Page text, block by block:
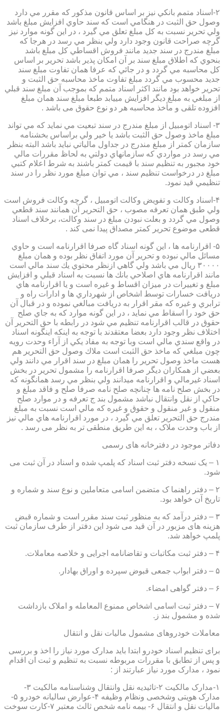
۲-اسناد متمم بانكي نيز بر اساس قانون مذكور كه مقرر مي دارد
وصول حق الثبت در هنگامي است كه سند حاوي افزايش مبلغ باشد
ولي تحرير نسبت به كل مبلغ تعلق مي گيرد ، در اين گونه موارد نيز
گرچه صراحت قانون وجود دارد ولي بنظر مي رسد در هرجا كه
مبلغ مندرج در سند جديد مانند فروش اقساطي كل مبلغ باشد
بنحوي كه اطلاق مبلغ سند بر آن امكان پذير باشد تحرير بر اساس
كل محاسبه مي گردد و در جائي كه عرفا همان تفاوت مبلغ سند
جديد محسوب مي گردد مبلغ تفاوت ماخذ محاسبه حق الثبت و
تحرير خواهد بود مانند اكثر اسناد متمم كه بموجب آن مبلغ سند قبلي
از مبلغي به مبلغ ديگر افزايش مييابد طبعا مبلغ سند همان مبلغ
افزوده تلقی و مأخذ محاسبه هر دو نوع حقوق می باشد .
۳- اسناد اتومبيل از مبلغ مندرج در سند تبعيت مي نمايد كه مي تواند
مبلغ ماخذ وصول حق الثبت باشد يا خير ولي براساس بخشنامه
سازمان كمتر از مبلغ مندرج در جداول مالياتي نبايد باشد البته بنظر
مي رسد در مواردي كه سازمانهاي دولتي به لحاظ مقررات مالي
خود مجبور به تنظيم سند با قيمت كمتر باشند به شرط اعلام كتبي
مبلغ در درخواست تنظيم سند ، مي توان مبلغ مورد نظر را در سند
تنظيمي قيد نمود.
۴-اسناد وكالت و تفويض وكالت اتومبيل ، گرچه وكالت فروش است
ولي طبق همان تعرفه مصوب ، حق التحرير آن همانند سند قطعي
وصول مي گردد و بعلت نبودن مبلغ در سند وكالت، برخلاف اسناد
قطعی موضوع تحریر کمتر مصداق پیدا نمی کند .
۵- اقرارنامه ها ، اين گونه اسناد گاه صرفا اقرارنامه است و حاوي
مسائل مالي نبوده و تحرير آن مورد اتفاق نظر بوده و همان مبلغ
۳۰۰۰۰ ريال مي باشد ولي گاهي ازنظر محتوي يك سند مالي است
مانند اقرارنامه هاي اصلاحي بانك ها نسبت به اسناد قبلي و افزايش
مبلغ و تغييرات در ميزان اقساط و غيره است و يا اقرارنامه هاي
دريافت خسارات توسط اشخاص از شهرداري ها و ادارات راه و
ترابري و غيره كه مقر اقرار به دريافت مبالغي نموده و در قبال آن
حق خود را اسقاط مي نمايد ، در اين گونه موارد كه به جاي صلح
حقوق در قالب اقرارنامه تنظيم مي شود در رابطه با حق التحرير آن
اختلاف نظر وجود دارد بعضا معتقدند با توجه به اينكه اينگونه اسناد
در واقع سندي مالي است وبا توجه به مفاد يكي از آراء وحدت رويه
چون مبلغي كه ماخذ حق الثبت است ملاك وصول حق التحرير هم
هست ماخذ وصول تحرير را همان مبلغ در سند اقرار مي دانند ولي
بعضي از همكاران ديگر صرفا اقرارنامه را مشمول تحرير در بخش
اسناد غيرمالي و اقرارنامه ميدانند ولي بنظر مي رسد همانگونه كه
در بخش صلح نامه ها چنانچه صلح نامه صرفا صلح و فاقد مبلغ و
حاكي از نقل وانتقال نباشد مشمول بند ج تعرفه و در موارد صلح
منقول و غير منقول و حقوق و غيره كه مالي است نسبت به مبلغ
مندرج حق التحرير تعلق مي گيرد ، در مورد اقرارنامه هاي مالي نيز
از باب وحدت ملاک ، به این طریق منطقی تر به نظر می رسد .
دفاتر موجود در دفترخانه های رسمی
۱ – یک نسخه دفتر ثبت اسناد که پلمپ شده و اسناد در آن ثبت می
شود.
۲ – دفتر راهنما ک متضمن اسامی متعاملین و نوع سند و شماره و
تاریخ آن خواهد بود.
۳ – دفتر درآمد که به منظور ثبت سند مقرر است و شماره قبض
هزینه های مزبور در آن قید می شود این دفتر از طرف سازمان ثبت
پلمپ خواهد شد.
۴ – دفتر ثبت مکاتبات و تقاضانامه اجرایی و خلاصه معاملات.
۵ – دفتر ابواب جمعی قبوض سپرده و اوراق بهادار.
۶ – دفتر گواهی امضاء.
۷ – دفتر ثبت اسامی اشخاص ممنوع المعامله و املاک بازداشت
شده و مشمول بند ز.
معاملات خودروهای مشمول مالیات نقل و انتقال
برای تنظیم اسناد خودرو ابتدا باید مدارک مورد نیاز را اخذ و بررسی
و پس از تطابق با مقررات مربوطه نسبت به تنظیم و ثبت ان اقدام
نمود ، مدارک مورد نیاز عبارتند از :
۱-مدارک مالکیت ۲-تائیدیه نقل وانتقال وشناسنامه مالکیت ۳-
مدارک هویتی وشخصی ونظام وظیفه ۴-عوارض سالیانه خودرو ۵-
مالیات نقل و انتقال ۶- بیمه نامه شخص ثالث معتبر ۷-کارت سوخت